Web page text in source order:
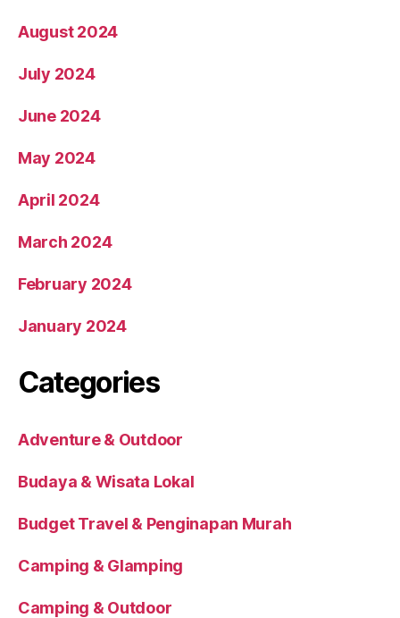
August 2024
July 2024
June 2024
May 2024
April 2024
March 2024
February 2024
January 2024
Categories
Adventure & Outdoor
Budaya & Wisata Lokal
Budget Travel & Penginapan Murah
Camping & Glamping
Camping & Outdoor